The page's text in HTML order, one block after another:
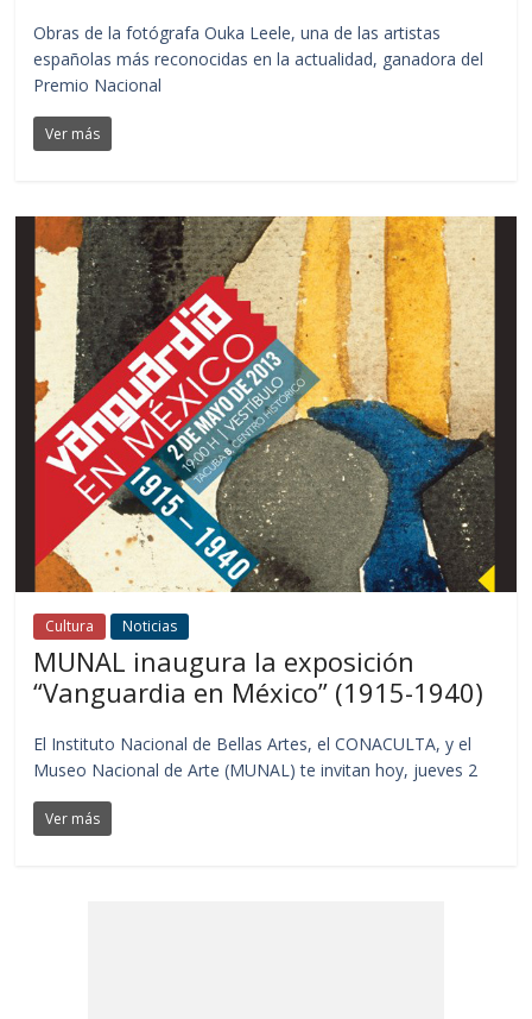
Obras de la fotógrafa Ouka Leele, una de las artistas
españolas más reconocidas en la actualidad, ganadora del
Premio Nacional
Ver más
Cultura Noticias
MUNAL inaugura la exposición
“Vanguardia en México” (1915-1940)
El Instituto Nacional de Bellas Artes, el CONACULTA, y el
Museo Nacional de Arte (MUNAL) te invitan hoy, jueves 2
Ver más